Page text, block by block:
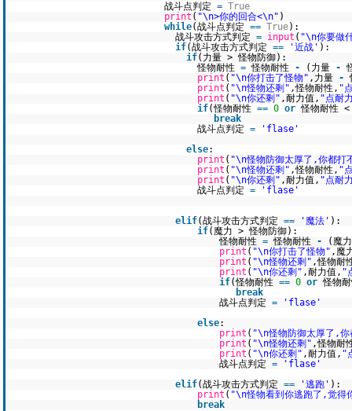
战斗点判定 = True
print ( "\n>你的回合<\n" )
while(战斗点判定 == True):
战斗攻击方式判定 = input ( "\n你要做
if(战斗攻击方式判定 == '近战' ):
if(力量 > 怪物防御):
怪物耐性 = 怪物耐性 - (力量 -
print ( "\n你打击了怪物" ,力量 -
print ( "\n怪物还剩" ,怪物耐性, "
print ( "\n你还剩" ,耐力值, "点耐
if(怪物耐性 == 0 or 怪物耐性
break
战斗点判定 =
'flase'
else:
print ( "\n怪物防御太厚了,你都打
print ( "\n怪物还剩" ,怪物耐性, "
print ( "\n你还剩" ,耐力值, "点耐
战斗点判定 = 'flase'
elif(战斗攻击方式判定 == '魔法' ):
if(魔力 > 怪物防御):
怪物耐性 = 怪物耐性 -
(魔
print ( "\n你打击了怪物" ,魔
print ( "\n怪物还剩" ,怪物耐
print ( "\n你还剩" ,耐力值, "
if(怪物耐性 == 0 or 怪物
break
战斗点判定 =
'flase'
else:
print ( "\n怪物防御太厚了,你
print ( "\n怪物还剩" ,怪物耐
print ( "\n你还剩" ,耐力值, "
战斗点判定 =
'flase'
elif(战斗攻击方式判定 == '逃跑' ):
print ( "\n怪物看到你逃跑了,觉得
break